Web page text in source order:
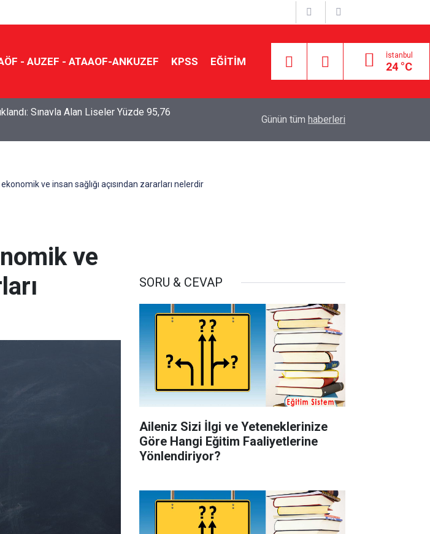
- AUZEF - ATAAOF-ANKUZEF KPSS EĞİTİM İstanbul
24 °C
Sınavla Alan Liseler Yüzde 95,76
Tercihine Yerleşti
Günün tüm haberleri
ve insan sağlığı açısından zararları nelerdir
ve
SORU & CEVAP
Aileniz Sizi İlgi ve Yeteneklerinize
Göre Hangi Eğitim Faaliyetlerine
Yönlendiriyor?